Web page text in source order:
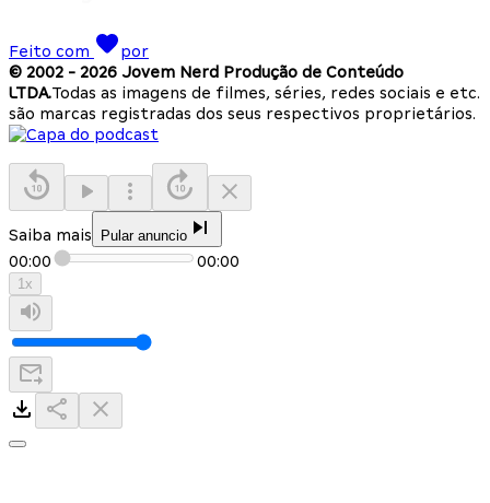
Feito com
por
© 2002 - 2026 Jovem Nerd Produção de Conteúdo
LTDA.Todas as imagens de filmes, séries, redes sociais e etc.
são marcas registradas dos seus respectivos proprietários.
Saiba mais Pular anuncio
00:00 00:00
1x